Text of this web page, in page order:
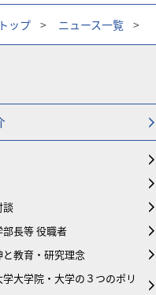
トップ > ニュース一覧 >
談
長等 役職者
教育・研究理念
大学院・大学の３つのポリ